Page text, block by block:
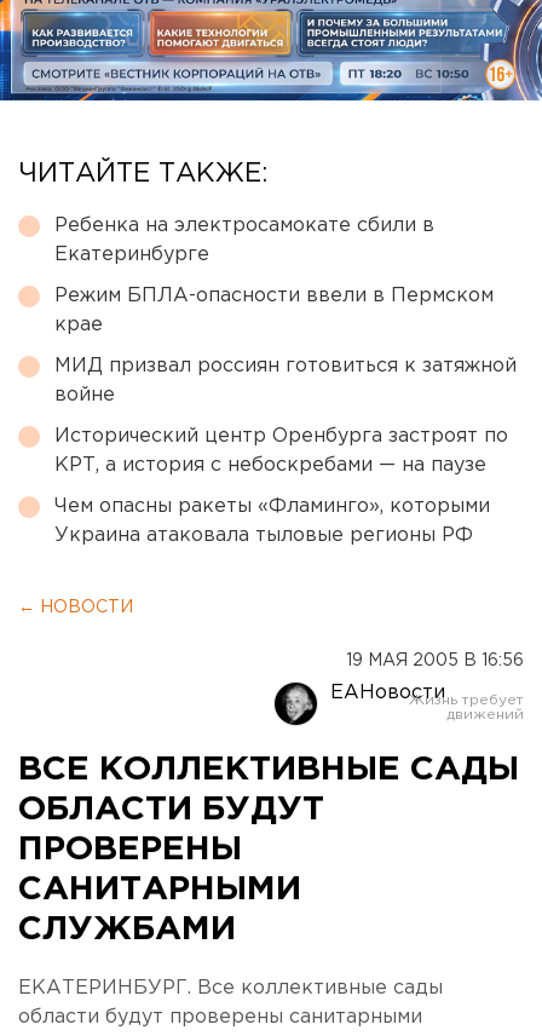
ЧИТАЙТЕ ТАКЖЕ:
Ребенка на электросамокате сбили в
Екатеринбурге
Режим БПЛА-опасности ввели в Пермском
крае
МИД призвал россиян готовиться к затяжной
войне
Исторический центр Оренбурга застроят по
КРТ, а история с небоскребами — на паузе
Чем опасны ракеты «Фламинго», которыми
Украина атаковала тыловые регионы РФ
← НОВОСТИ
19 МАЯ 2005 В 16:56
ЕАНовости
ВСЕ КОЛЛЕКТИВНЫЕ САДЫ
ОБЛАСТИ БУДУТ
ПРОВЕРЕНЫ
САНИТАРНЫМИ
СЛУЖБАМИ
ЕКАТЕРИНБУРГ. Все коллективные сады
области будут проверены санитарными